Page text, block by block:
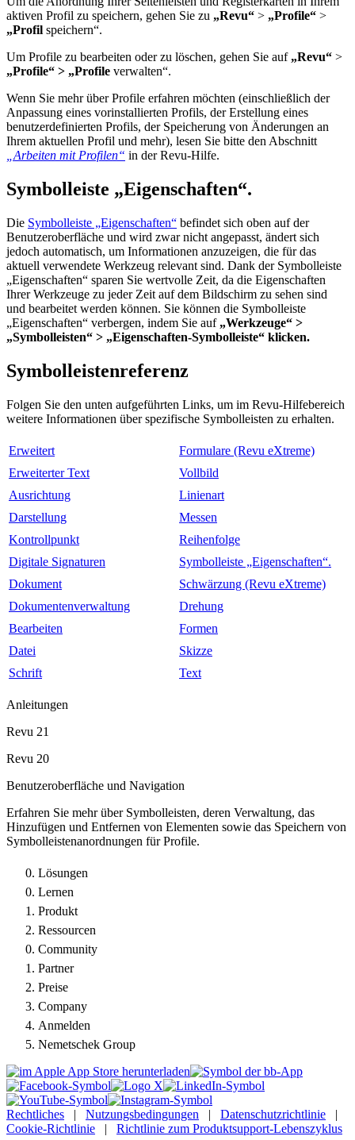
aktiven Profil zu speichern, gehen Sie zu „Revu“ > „Profile“ >
„Profil speichern“.
Um Profile zu bearbeiten oder zu löschen, gehen Sie auf „Revu“ >
„Profile“ > „Profile verwalten“.
Wenn Sie mehr über Profile erfahren möchten (einschließlich der
Anpassung eines vorinstallierten Profils, der Erstellung eines
benutzerdefinierten Profils, der Speicherung von Änderungen an
Ihrem aktuellen Profil und mehr), lesen Sie bitte den Abschnitt
„Arbeiten mit Profilen“ in der Revu-Hilfe.
Symbolleiste „Eigenschaften“.
Die Symbolleiste „Eigenschaften“ befindet sich oben auf der
Benutzeroberfläche und wird zwar nicht angepasst, ändert sich
jedoch automatisch, um Informationen anzuzeigen, die für das
aktuell verwendete Werkzeug relevant sind. Dank der Symbolleiste
„Eigenschaften“ sparen Sie wertvolle Zeit, da die Eigenschaften
Ihrer Werkzeuge zu jeder Zeit auf dem Bildschirm zu sehen sind
und bearbeitet werden können. Sie können die Symbolleiste
„Eigenschaften“ verbergen, indem Sie auf „Werkzeuge“ >
„Symbolleisten“ > „Eigenschaften-Symbolleiste“ klicken.
Symbolleistenreferenz
Folgen Sie den unten aufgeführten Links, um im Revu-Hilfebereich
weitere Informationen über spezifische Symbolleisten zu erhalten.
Erweitert
Formulare (Revu eXtreme)
Erweiterter Text
Vollbild
Ausrichtung
Linienart
Darstellung
Messen
Kontrollpunkt
Reihenfolge
Digitale Signaturen
Symbolleiste „Eigenschaften“.
Dokument
Schwärzung (Revu eXtreme)
Dokumentenverwaltung
Drehung
Bearbeiten
Formen
Datei
Skizze
Schrift
Text
Anleitungen
Revu 21
Revu 20
Benutzeroberfläche und Navigation
Erfahren Sie mehr über Symbolleisten, deren Verwaltung, das
Hinzufügen und Entfernen von Elementen sowie das Speichern von
Symbolleistenanordnungen für Profile.
Lösungen
Lernen
Produkt
Ressourcen
Community
Partner
Preise
Company
Anmelden
Nemetschek Group
Rechtliches | Nutzungsbedingungen | Datenschutzrichtlinie |
Cookie-Richtlinie | Richtlinie zum Produktsupport-Lebenszyklus